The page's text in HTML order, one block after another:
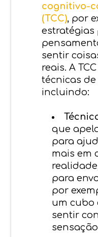
cognitivo-
(TCC), por
estratégias
sentir
reais. A
técnicas
incluindo:
que
para
mais em
para
por
um cubo
sentir